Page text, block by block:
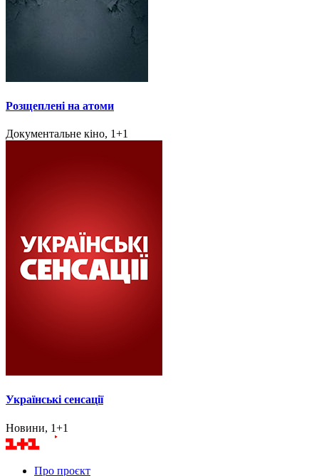
Розщеплені на атоми
Документальне кіно, 1+1
Українські сенсації
Новини, 1+1
Про проєкт